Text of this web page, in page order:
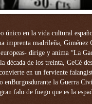
único en la vida cultural
imprenta madrileña, Giménez
dirige y anima “La
de los treinta, GeCé
en un ferviente
enBurgosdurante la Guerra
falo de fuego que es la